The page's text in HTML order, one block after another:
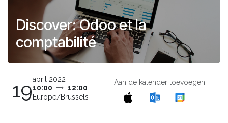
Discover: Odoo et la
comptabilité
19april 2022
10:00
12:00
Europe/Brussels
Aan de kalender toevoegen: